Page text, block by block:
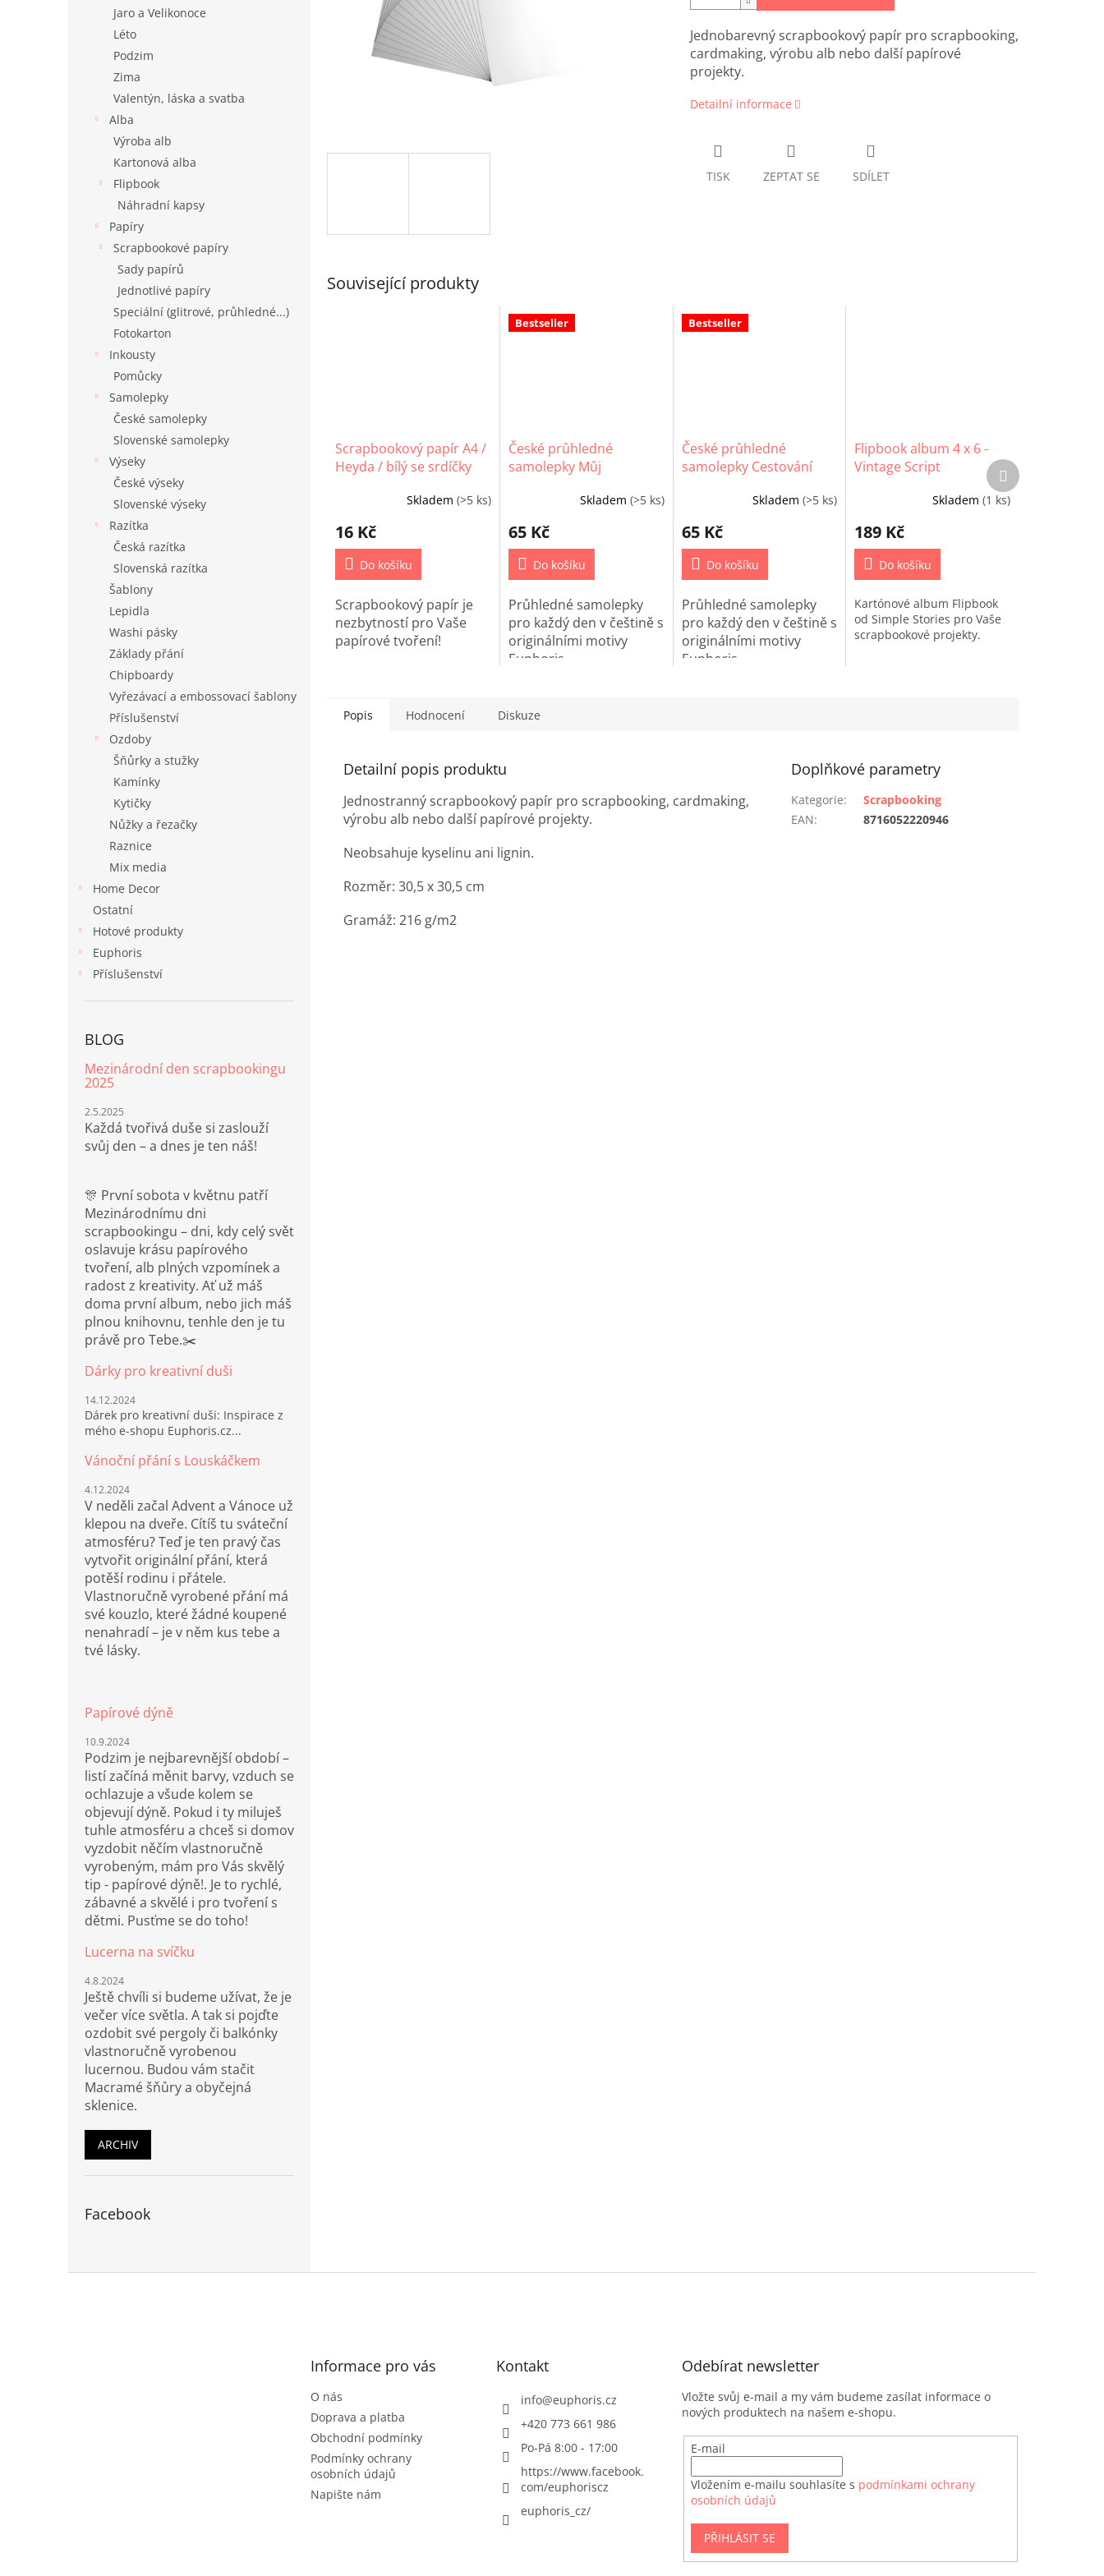
Jaro a Velikonoce
Léto
Podzim
Zima
Valentýn, láska a svatba
Alba
Výroba alb
Kartonová alba
Flipbook
Náhradní kapsy
Papíry
Scrapbookové papíry
Sady papírů
Jednotlivé papíry
Speciální (glitrové, průhledné...)
Fotokarton
Inkousty
Pomůcky
Samolepky
České samolepky
Slovenské samolepky
Výseky
České výseky
Slovenské výseky
Razítka
Česká razítka
Slovenská razítka
Šablony
Lepidla
Washi pásky
Základy přání
Chipboardy
Vyřezávací a embossovací šablony
Příslušenství
Ozdoby
Šňůrky a stužky
Kamínky
Kytičky
Nůžky a řezačky
Raznice
Mix media
Home Decor
Ostatní
Hotové produkty
Euphoris
Příslušenství
BLOG
Mezinárodní den scrapbookingu
2025
2.5.2025
Každá tvořivá duše si zaslouží
svůj den – a dnes je ten náš!
🎊 První sobota v květnu patří
Mezinárodnímu dni
scrapbookingu – dni, kdy celý svět
oslavuje krásu papírového
tvoření, alb plných vzpomínek a
radost z kreativity. Ať už máš
doma první album, nebo jich máš
plnou knihovnu, tenhle den je tu
právě pro Tebe.✂️
Dárky pro kreativní duši
14.12.2024
Dárek pro kreativní duši: Inspirace z
mého e-shopu Euphoris.cz...
Vánoční přání s Louskáčkem
4.12.2024
V neděli začal Advent a Vánoce už
klepou na dveře. Cítíš tu sváteční
atmosféru? Teď je ten pravý čas
vytvořit originální přání, která
potěší rodinu i přátele.
Vlastnoručně vyrobené přání má
své kouzlo, které žádné koupené
nenahradí – je v něm kus tebe a
tvé lásky.
Papírové dýně
10.9.2024
Podzim je nejbarevnější období –
listí začíná měnit barvy, vzduch se
ochlazuje a všude kolem se
objevují dýně. Pokud i ty miluješ
tuhle atmosféru a chceš si domov
vyzdobit něčím vlastnoručně
vyrobeným, mám pro Vás skvělý
tip - papírové dýně!. Je to rychlé,
zábavné a skvělé i pro tvoření s
dětmi. Pusťme se do toho!
Lucerna na svíčku
4.8.2024
Ještě chvíli si budeme užívat, že je
večer více světla. A tak si pojďte
ozdobit své pergoly či balkónky
vlastnoručně vyrobenou
lucernou. Budou vám stačit
Macramé šňůry a obyčejná
sklenice.
ARCHIV
Facebook
Jednobarevný scrapbookový papír pro scrapbooking,
cardmaking, výrobu alb nebo další papírové
projekty.
Detailní informace
TISK ZEPTAT SE SDÍLET
Související produkty
Scrapbookový papír A4 /
Heyda / bílý se srdíčky
Skladem (>5 ks)
16 Kč
Do košíku
Scrapbookový papír je
nezbytností pro Vaše
papírové tvoření!
Bestseller
České průhledné
samolepky Můj
Skladem (>5 ks)
65 Kč
Do košíku
Průhledné samolepky
pro každý den v češtině s
originálními motivy
Euphoris.
Bestseller
České průhledné
samolepky Cestování
Skladem(>5 ks)
65 Kč
Do košíku
Průhledné samolepky
pro každý den v češtině s
originálními motivy
Euphoris.
Flipbook album 4 x 6 -
Vintage Script
Skladem (1 ks)
189 Kč
Do košíku
Kartónové album Flipbook
od Simple Stories pro Vaše
scrapbookové projekty.
Další
produkt
Popis Hodnocení Diskuze
Detailní popis produktu
Jednostranný scrapbookový papír pro scrapbooking, cardmaking,
výrobu alb nebo další papírové projekty.
Neobsahuje kyselinu ani lignin.
Rozměr: 30,5 x 30,5 cm
Gramáž: 216 g/m2
Doplňkové parametry
Kategorie:
Scrapbooking
EAN: 8716052220946
Informace pro vás
O nás
Doprava a platba
Obchodní podmínky
Podmínky ochrany
osobních údajů
Napište nám
Kontakt
info@euphoris.cz
+420 773 661 986
Po-Pá 8:00 - 17:00
https://www.facebook.
com/euphoriscz
euphoris_cz/
Odebírat newsletter
Vložte svůj e-mail a my vám budeme zasílat informace o
nových produktech na našem e-shopu.
E-mail
Vložením e-mailu souhlasíte s podmínkami ochrany
osobních údajů
PŘIHLÁSIT SE